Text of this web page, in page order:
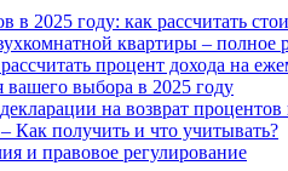
2025 году: как рассчитать
квартиры – полное
процент дохода на
вашего выбора в 2025 году
на возврат
Как получить и что учитывать?
и правовое регулирование